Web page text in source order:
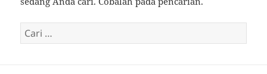
Cari
untuk: